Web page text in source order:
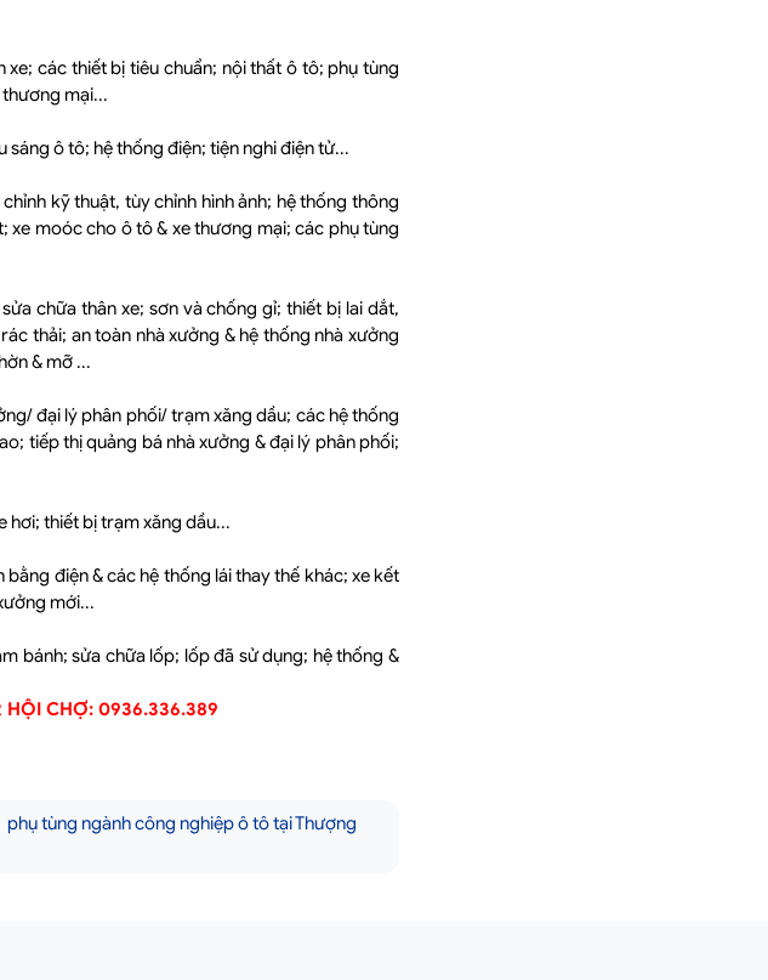
các thiết bị tiêu chuẩn; nội thất ô tô; phụ tùng
thương mại...
ô tô; hệ thống điện; tiện nghi điện tử...
kỹ thuật, tùy chỉnh hình ảnh; hệ thống thông
moóc cho ô tô & xe thương mại; các phụ tùng
chữa thân xe; sơn và chống gỉ; thiết bị lai dắt,
thải; an toàn nhà xưởng & hệ thống nhà xưởng
& mỡ ...
đại lý phân phối/ trạm xăng dầu; các hệ thống
tiếp thị quảng bá nhà xưởng & đại lý phân phối;
hơi; thiết bị trạm xăng dầu...
bằng điện & các hệ thống lái thay thế khác; xe kết
mới...
bánh; sửa chữa lốp; lốp đã sử dụng; hệ thống &
HỘI CHỢ: 0936.336.389
phụ tùng ngành công nghiệp ô tô tại Thượng